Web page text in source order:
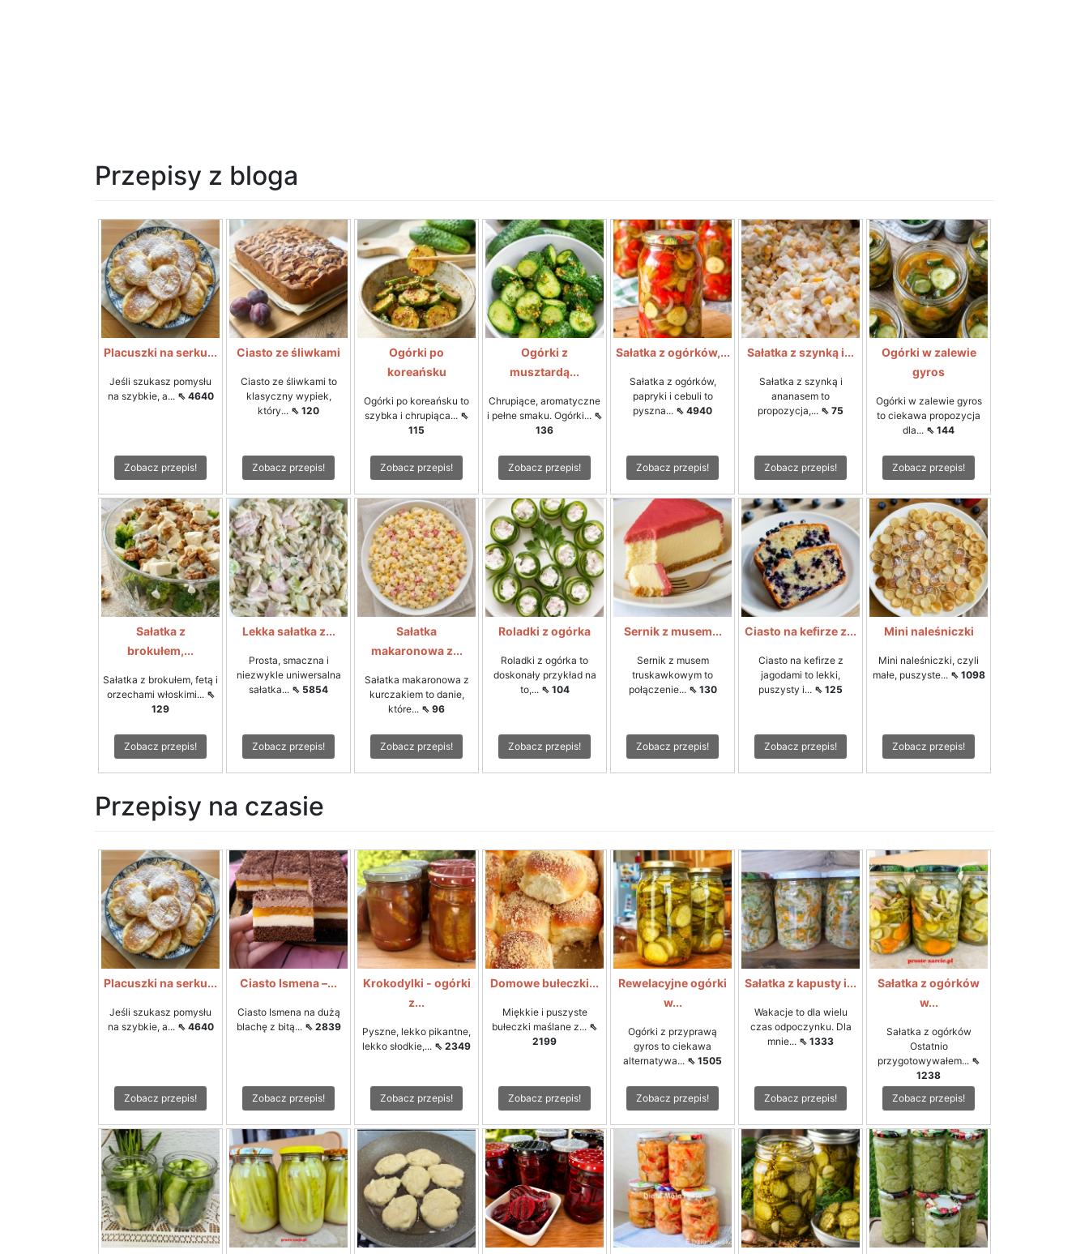
Przepisy z bloga
Placuszki na serku...
Jeśli szukasz pomysłu
na szybkie, a... ⇖ 4640
Zobacz przepis!
Ciasto ze śliwkami
Ciasto ze śliwkami to
klasyczny wypiek,
który... ⇖ 120
Zobacz przepis!
Ogórki po
koreańsku
Ogórki po koreańsku to
szybka i chrupiąca... ⇖
115
Zobacz przepis!
Ogórki z
musztardą...
Chrupiące, aromatyczne
i pełne smaku. Ogórki... ⇖
136
Zobacz przepis!
Sałatka z ogórków,...
Sałatka z ogórków,
papryki i cebuli to
pyszna... ⇖ 4940
Zobacz przepis!
Sałatka z szynką i...
Sałatka z szynką i
ananasem to
propozycja,... ⇖ 75
Zobacz przepis!
Ogórki w zalewie
gyros
Ogórki w zalewie gyros
to ciekawa propozycja
dla... ⇖ 144
Zobacz przepis!
Sałatka z
brokułem,...
Sałatka z brokułem, fetą i
orzechami włoskimi... ⇖
129
Zobacz przepis!
Lekka sałatka z...
Prosta, smaczna i
niezwykle uniwersalna
sałatka... ⇖ 5854
Zobacz przepis!
Sałatka
makaronowa z...
Sałatka makaronowa z
kurczakiem to danie,
które... ⇖ 96
Zobacz przepis!
Roladki z ogórka
Roladki z ogórka to
doskonały przykład na
to,... ⇖ 104
Zobacz przepis!
Sernik z musem...
Sernik z musem
truskawkowym to
połączenie... ⇖ 130
Zobacz przepis!
Ciasto na kefirze z...
Ciasto na kefirze z
jagodami to lekki,
puszysty i... ⇖ 125
Zobacz przepis!
Mini naleśniczki
Mini naleśniczki, czyli
małe, puszyste... ⇖ 1098
Zobacz przepis!
Przepisy na czasie
Placuszki na serku...
Jeśli szukasz pomysłu
na szybkie, a... ⇖ 4640
Zobacz przepis!
Ciasto Ismena –...
Ciasto Ismena na dużą
blachę z bitą... ⇖ 2839
Zobacz przepis!
Krokodylki - ogórki
z...
Pyszne, lekko pikantne,
lekko słodkie,... ⇖ 2349
Zobacz przepis!
Domowe bułeczki...
Miękkie i puszyste
bułeczki maślane z... ⇖
2199
Zobacz przepis!
Rewelacyjne ogórki
w...
Ogórki z przyprawą
gyros to ciekawa
alternatywa... ⇖ 1505
Zobacz przepis!
Sałatka z kapusty i...
Wakacje to dla wielu
czas odpoczynku. Dla
mnie... ⇖ 1333
Zobacz przepis!
Sałatka z ogórków
w...
Sałatka z ogórków
Ostatnio
przygotowywałem... ⇖
1238
Zobacz przepis!